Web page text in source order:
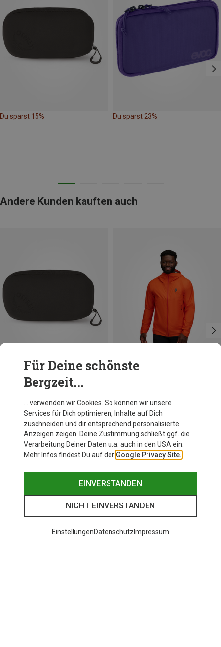
Du sparst 15% Du sparst 23%
Andere Kunden kauften auch
Du sparst 15%
Für Deine schönste
Bergzeit...
… verwenden wir Cookies. So können wir unsere
Services für Dich optimieren, Inhalte auf Dich
zuschneiden und dir entsprechend personalisierte
Anzeigen zeigen. Deine Zustimmung schließt ggf. die
Verarbeitung Deiner Daten u.a. auch in den USA ein.
Mehr Infos findest Du auf der Google Privacy Site.
EINVERSTANDEN
NICHT EINVERSTANDEN
EinstellungenDatenschutz Impressum